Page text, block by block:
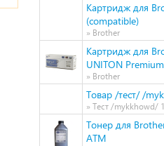
Картридж для
(compatible)
» Brother
Картридж для
UNITON Premium
» Brother
Товар /тест/ /
» Тест /mykkhowd/
Тонер для
ATM